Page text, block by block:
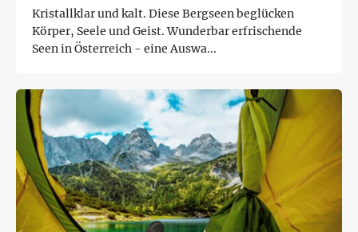
Kristallklar und kalt. Diese Bergseen beglücken
Körper, Seele und Geist. Wunderbar erfrischende
Seen in Österreich - eine Auswa...